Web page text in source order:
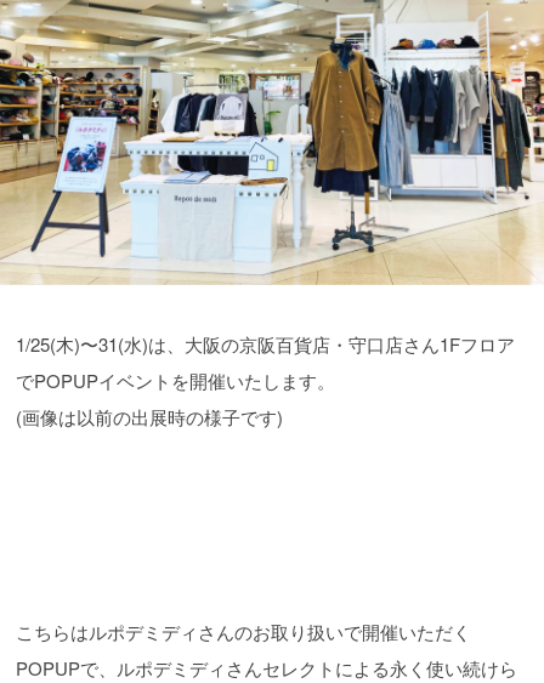
1/25(木)〜31(水)は、大阪の京阪百貨店・守口店さん1Fフロア
でPOPUPイベントを開催いたします。
(画像は以前の出展時の様子です)
こちらはルポデミディさんのお取り扱いで開催いただく
POPUPで、ルポデミディさんセレクトによる永く使い続けら